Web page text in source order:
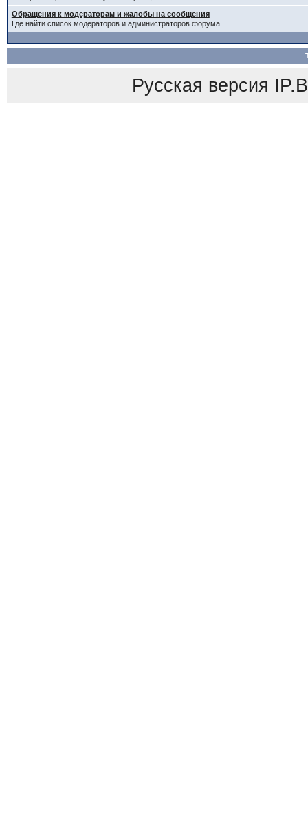
Обращения к модераторам и жалобы на сообщения
Где найти список модераторов и администраторов форума.
Русская версия